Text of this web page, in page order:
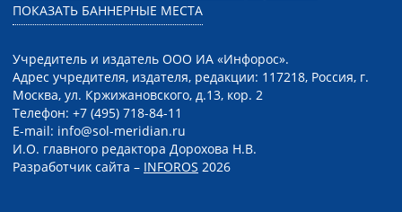
ПОКАЗАТЬ БАННЕРНЫЕ МЕСТА
Учредитель и издатель ООО ИА «Инфорос».
Адрес учредителя, издателя, редакции: 117218, Россия, г.
Москва, ул. Кржижановского, д.13, кор. 2
Телефон: +7 (495) 718-84-11
E-mail: info@sol-meridian.ru
И.О. главного редактора Дорохова Н.В.
Разработчик сайта – INFOROS 2026